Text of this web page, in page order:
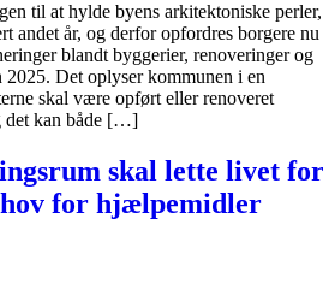
til at hylde byens arkitektoniske perler,
andet år, og derfor opfordres borgere nu
blandt byggerier, renoveringer og
Det oplyser kommunen i en
skal være opført eller renoveret
det kan både […]
skal lette livet for
for hjælpemidler